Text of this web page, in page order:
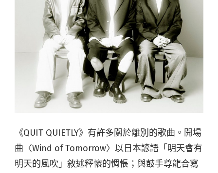
《QUIT QUIETLY》 有許多關於離別的歌曲。開場
曲〈Wind of Tomorrow〉以日本諺語「明天會有
明天的風吹」敘述釋懷的惆悵；與鼓手尊龍合寫